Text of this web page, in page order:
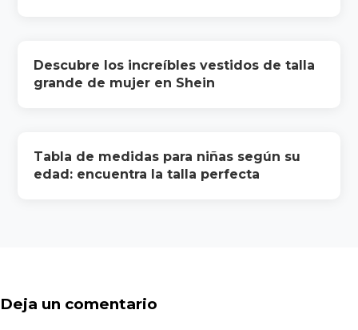
Descubre los increíbles vestidos de talla
grande de mujer en Shein
Tabla de medidas para niñas según su
edad: encuentra la talla perfecta
Deja un comentario